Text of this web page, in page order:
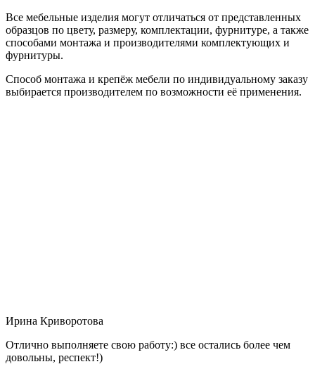
Все мебельные изделия могут отличаться от представленных
образцов по цвету, размеру, комплектации, фурнитуре, а также
способами монтажа и производителями комплектующих и
фурнитуры.
Способ монтажа и крепёж мебели по индивидуальному заказу
выбирается производителем по возможности её применения.
Ирина Криворотова
Отлично выполняете свою работу:) все остались более чем
довольны, респект!)